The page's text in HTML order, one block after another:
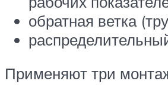
обратная ветка
Применяют три